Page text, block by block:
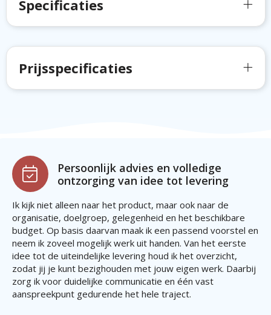
Specificaties
Prijsspecificaties
Persoonlijk advies en volledige
ontzorging van idee tot levering
Ik kijk niet alleen naar het product, maar ook naar de
organisatie, doelgroep, gelegenheid en het beschikbare
budget. Op basis daarvan maak ik een passend voorstel en
neem ik zoveel mogelijk werk uit handen. Van het eerste
idee tot de uiteindelijke levering houd ik het overzicht,
zodat jij je kunt bezighouden met jouw eigen werk. Daarbij
zorg ik voor duidelijke communicatie en één vast
aanspreekpunt gedurende het hele traject.